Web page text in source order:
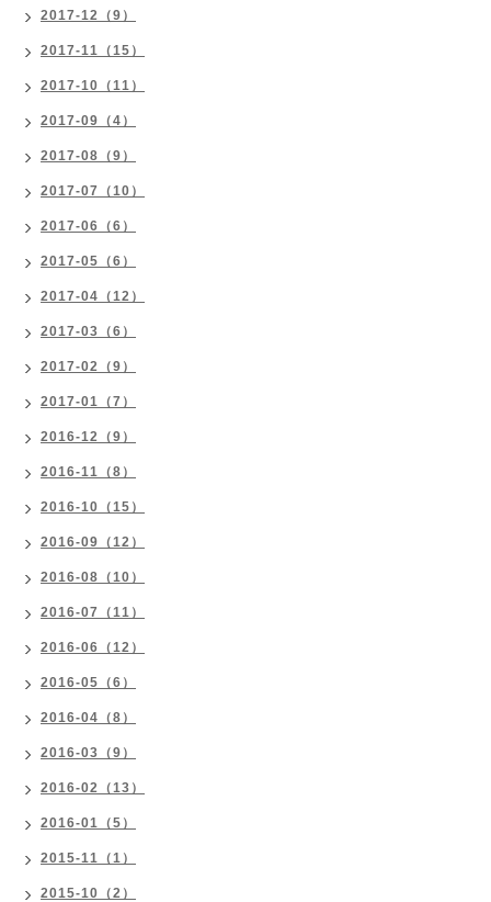
2017-12（9）
2017-11（15）
2017-10（11）
2017-09（4）
2017-08（9）
2017-07（10）
2017-06（6）
2017-05（6）
2017-04（12）
2017-03（6）
2017-02（9）
2017-01（7）
2016-12（9）
2016-11（8）
2016-10（15）
2016-09（12）
2016-08（10）
2016-07（11）
2016-06（12）
2016-05（6）
2016-04（8）
2016-03（9）
2016-02（13）
2016-01（5）
2015-11（1）
2015-10（2）